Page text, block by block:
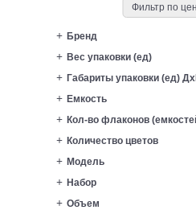
Фильтр по
Бренд
Вес упаковки (ед)
Габариты упаковки (ед)
Емкость
Кол-во флаконов
Количество цветов
Модель
Набор
Объем